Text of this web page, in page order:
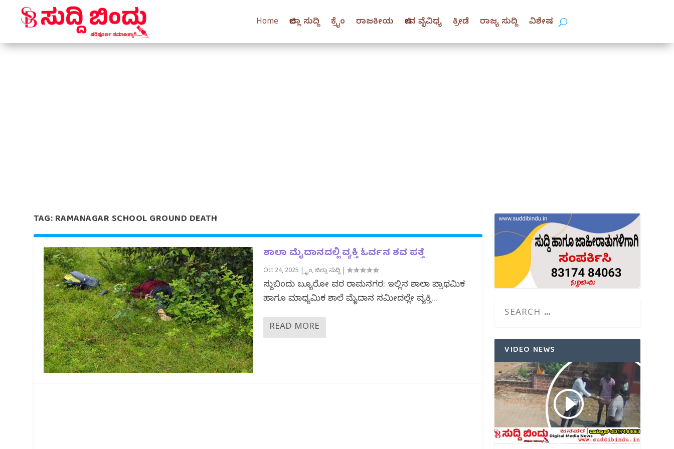
Home ಜಿಲ್ಲಾ ಸುದ್ದಿ ಕ್ರೈಂ ರಾಜಕೀಯ ಜೀವ ವೈವಿಧ್ಯ ಕ್ರೀಡೆ ರಾಜ್ಯ ಸುದ್ದಿ ವಿಶೇಷ
TAG:RAMANAGAR SCHOOL GROUND DEATH
ಶಾಲಾ ಮೈದಾನದಲ್ಲಿ ವ್ಯಕ್ತಿ ಓರ್ವನ ಶವ ಪತ್ತೆ
Oct 24, 2025 |ಕ್ರೈಂ,ಜಿಲ್ಲಾ ಸುದ್ದಿ|
ಸುದ್ದಿಬಿಂದು ಬ್ಯೂರೋ ವರದಿ ರಾಮನಗರ: ಇಲ್ಲಿನ ಶಾಲಾ ಪ್ರಾಥಮಿಕ
ಹಾಗೂ ಮಾಧ್ಯಮಿಕ ಶಾಲೆ ಮೈದಾನ ಸಮೀದಲ್ಲೇ ವ್ಯಕ್ತಿ...
READ MORE
VIDEO NEWS